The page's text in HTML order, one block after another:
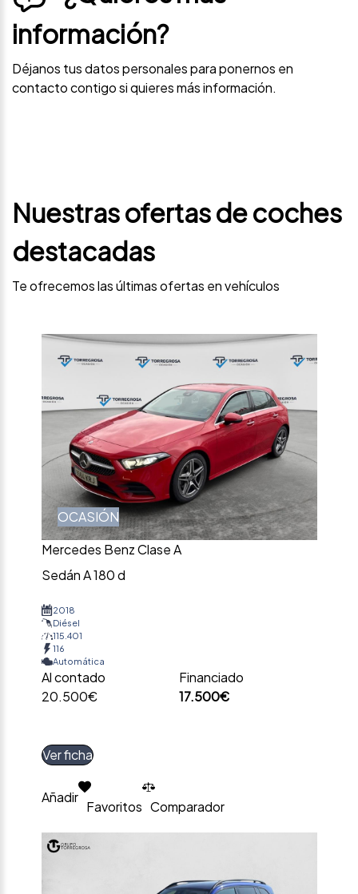
información?
Déjanos tus datos personales para ponernos en
contacto contigo si quieres más información.
Nuestras ofertas de coches
destacadas
Te ofrecemos las últimas ofertas en vehículos
OCASIÓN
Mercedes Benz Clase A
Sedán A 180 d
2018
Diésel
115.401
116
Automática
Al contado
20.500€
Financiado
17.500€
Ver ficha
Añadir
Favoritos Comparador